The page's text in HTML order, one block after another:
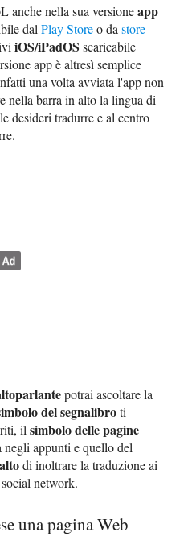
anche nella sua versioneapp
dalPlay Storeo dastore
iOS/iPadOS scaricabile
app è altresì semplice
una volta avviata l'app non
nella barra in alto la lingua di
desideri tradurre e al centro
potrai ascoltare la
del segnalibroti
ilsimbolo delle pagine
negli appunti e quello del
di inoltrare la traduzione ai
network.
una pagina Web